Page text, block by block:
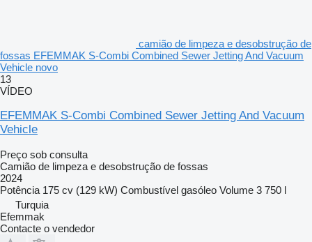
camião de limpeza e desobstrução de
fossas EFEMMAK S-Combi Combined Sewer Jetting And Vacuum
Vehicle novo
13
VÍDEO
EFEMMAK S-Combi Combined Sewer Jetting And Vacuum
Vehicle
Preço sob consulta
Camião de limpeza e desobstrução de fossas
2024
Potência 175 cv (129 kW) Combustível gasóleo Volume 3 750 l
Turquia
Efemmak
Contacte o vendedor